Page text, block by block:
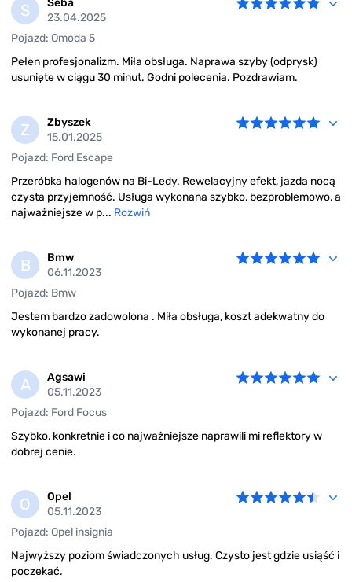
S
23.04.2025
Pojazd: Omoda 5
Pełen profesjonalizm. Miła obsługa. Naprawa szyby (odprysk)
usunięte w ciągu 30 minut. Godni polecenia. Pozdrawiam.
Z
Zbyszek
15.01.2025
Pojazd: Ford Escape
Przeróbka halogenów na Bi-Ledy. Rewelacyjny efekt, jazda nocą
czysta przyjemność. Usługa wykonana szybko, bezproblemowo, a
najważniejsze w p... Rozwiń
B
Bmw
06.11.2023
Pojazd: Bmw
Jestem bardzo zadowolona . Miła obsługa, koszt adekwatny do
wykonanej pracy.
A
Agsawi
05.11.2023
Pojazd: Ford Focus
Szybko, konkretnie i co najważniejsze naprawili mi reflektory w
dobrej cenie.
O
Opel
05.11.2023
Pojazd: Opel insignia
Najwyższy poziom świadczonych usług. Czysto jest gdzie usiąść i
poczekać.